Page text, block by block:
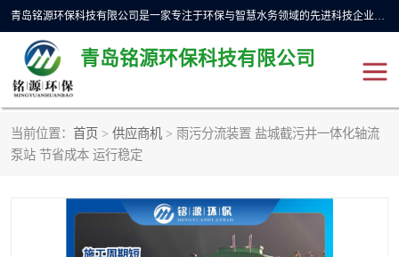
青岛铭源环保科技有限公司是一家专注于环保与智慧水务领域的先进科技企业，公司专注于云智能一体化预制泵站、水务循环利用、海绵城市、云智慧水务开发及新型环保技术研发等领域。铭源环保以为客户提供优质产品、专业技术服务为己任。为客户提供量身定制方案，提供多种配置方案满足实际使用要求。严控供货周期，并提供高标准后期维护。以环保为己任，视质量如生命，以技术做先导，靠诚信赢客户。
青岛铭源环保科技有限公司
当前位置： 首页 > 供应商机 > 雨污分流装置 盐城截污井一体化轴流
泵站 节省成本 运行稳定
一体化HMPP泵站
智能截流井 智能旋转喷射器
液动限流闸门